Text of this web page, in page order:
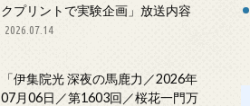
クプリントで実験企画」放送内容
2026.07.14
「伊集院光 深夜の馬鹿力／2026年
07月06日／第1603回／桜花一門万